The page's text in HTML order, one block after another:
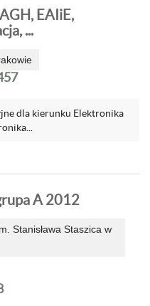
EAIiE,
...
dla kierunku Elektronika
A 2012
Stanisława Staszica w